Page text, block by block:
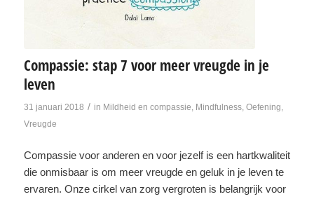
Compassie: stap 7 voor meer vreugde in je
leven
31 januari 2018 / in Mildheid en compassie, Mindfulness, Oefening,
Vreugde
Compassie voor anderen en voor jezelf is een hartkwaliteit
die onmisbaar is om meer vreugde en geluk in je leven te
ervaren. Onze cirkel van zorg vergroten is belangrijk voor